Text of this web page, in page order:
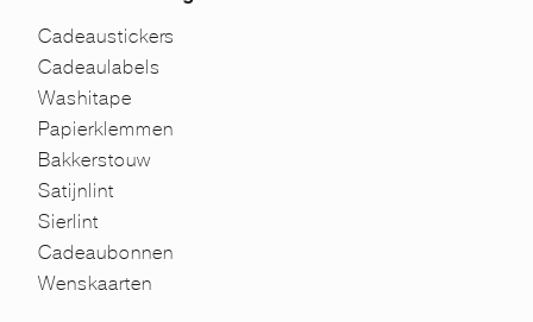
Cadeaustickers
Cadeaulabels
Washitape
Papierklemmen
Bakkerstouw
Satijnlint
Sierlint
Cadeaubonnen
Wenskaarten